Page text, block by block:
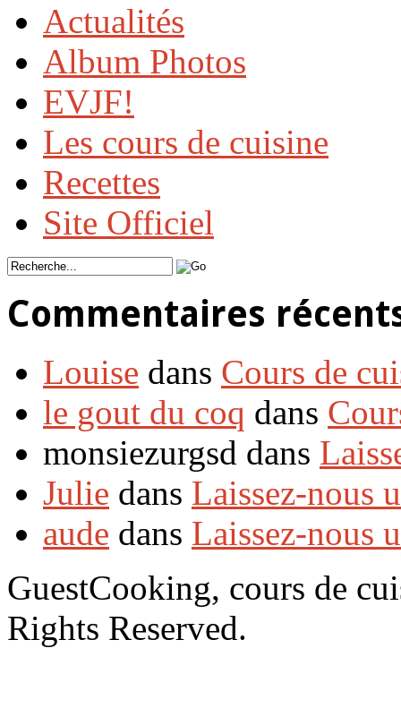
Actualités
Album Photos
EVJF!
Les cours de cuisine
Recettes
Site Officiel
Commentaires
Louise dans Cours de
le gout du coq dans
monsiezurgsd dans
Julie dans Laissez-nous
aude dans Laissez-nous
GuestCooking, cours de
Rights Reserved.